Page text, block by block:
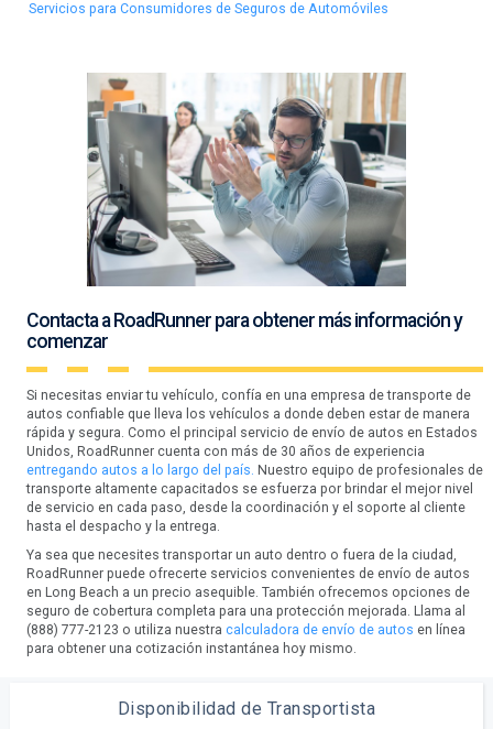
Servicios para Consumidores de Seguros de Automóviles
Contacta a RoadRunner para obtener más información y
comenzar
Si necesitas enviar tu vehículo, confía en una empresa de transporte de
autos confiable que lleva los vehículos a donde deben estar de manera
rápida y segura. Como el principal servicio de envío de autos en Estados
Unidos, RoadRunner cuenta con más de 30 años de experiencia
entregando autos a lo largo del país. Nuestro equipo de profesionales de
transporte altamente capacitados se esfuerza por brindar el mejor nivel
de servicio en cada paso, desde la coordinación y el soporte al cliente
hasta el despacho y la entrega.
Ya sea que necesites transportar un auto dentro o fuera de la ciudad,
RoadRunner puede ofrecerte servicios convenientes de envío de autos
en Long Beach a un precio asequible. También ofrecemos opciones de
seguro de cobertura completa para una protección mejorada. Llama al
(888) 777-2123 o utiliza nuestra calculadora de envío de autos en línea
para obtener una cotización instantánea hoy mismo.
Disponibilidad de Transportista